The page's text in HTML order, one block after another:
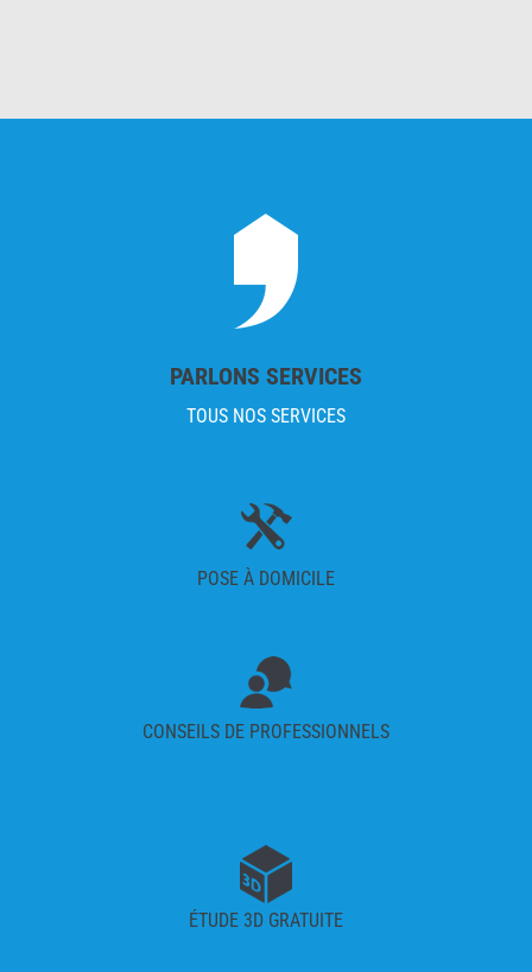
PARLONS SERVICES
TOUS NOS SERVICES
POSE À DOMICILE
CONSEILS DE PROFESSIONNELS
ÉTUDE 3D GRATUITE